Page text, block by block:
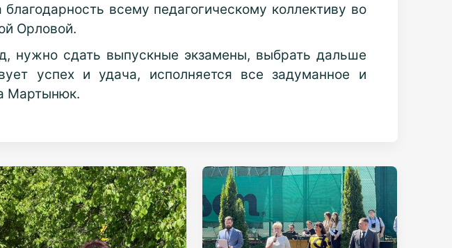
всему педагогическому коллективу во
Орловой.
нужно сдать выпускные экзамены, выбрать дальше
успех и удача, исполняется все задуманное и
Мартынюк.